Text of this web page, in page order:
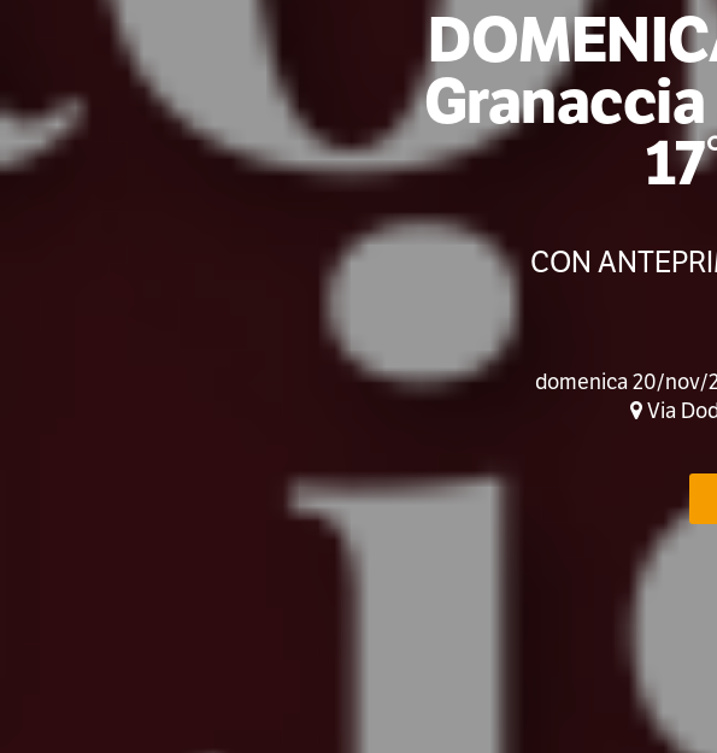
CON
domenica 20/nov/
Via